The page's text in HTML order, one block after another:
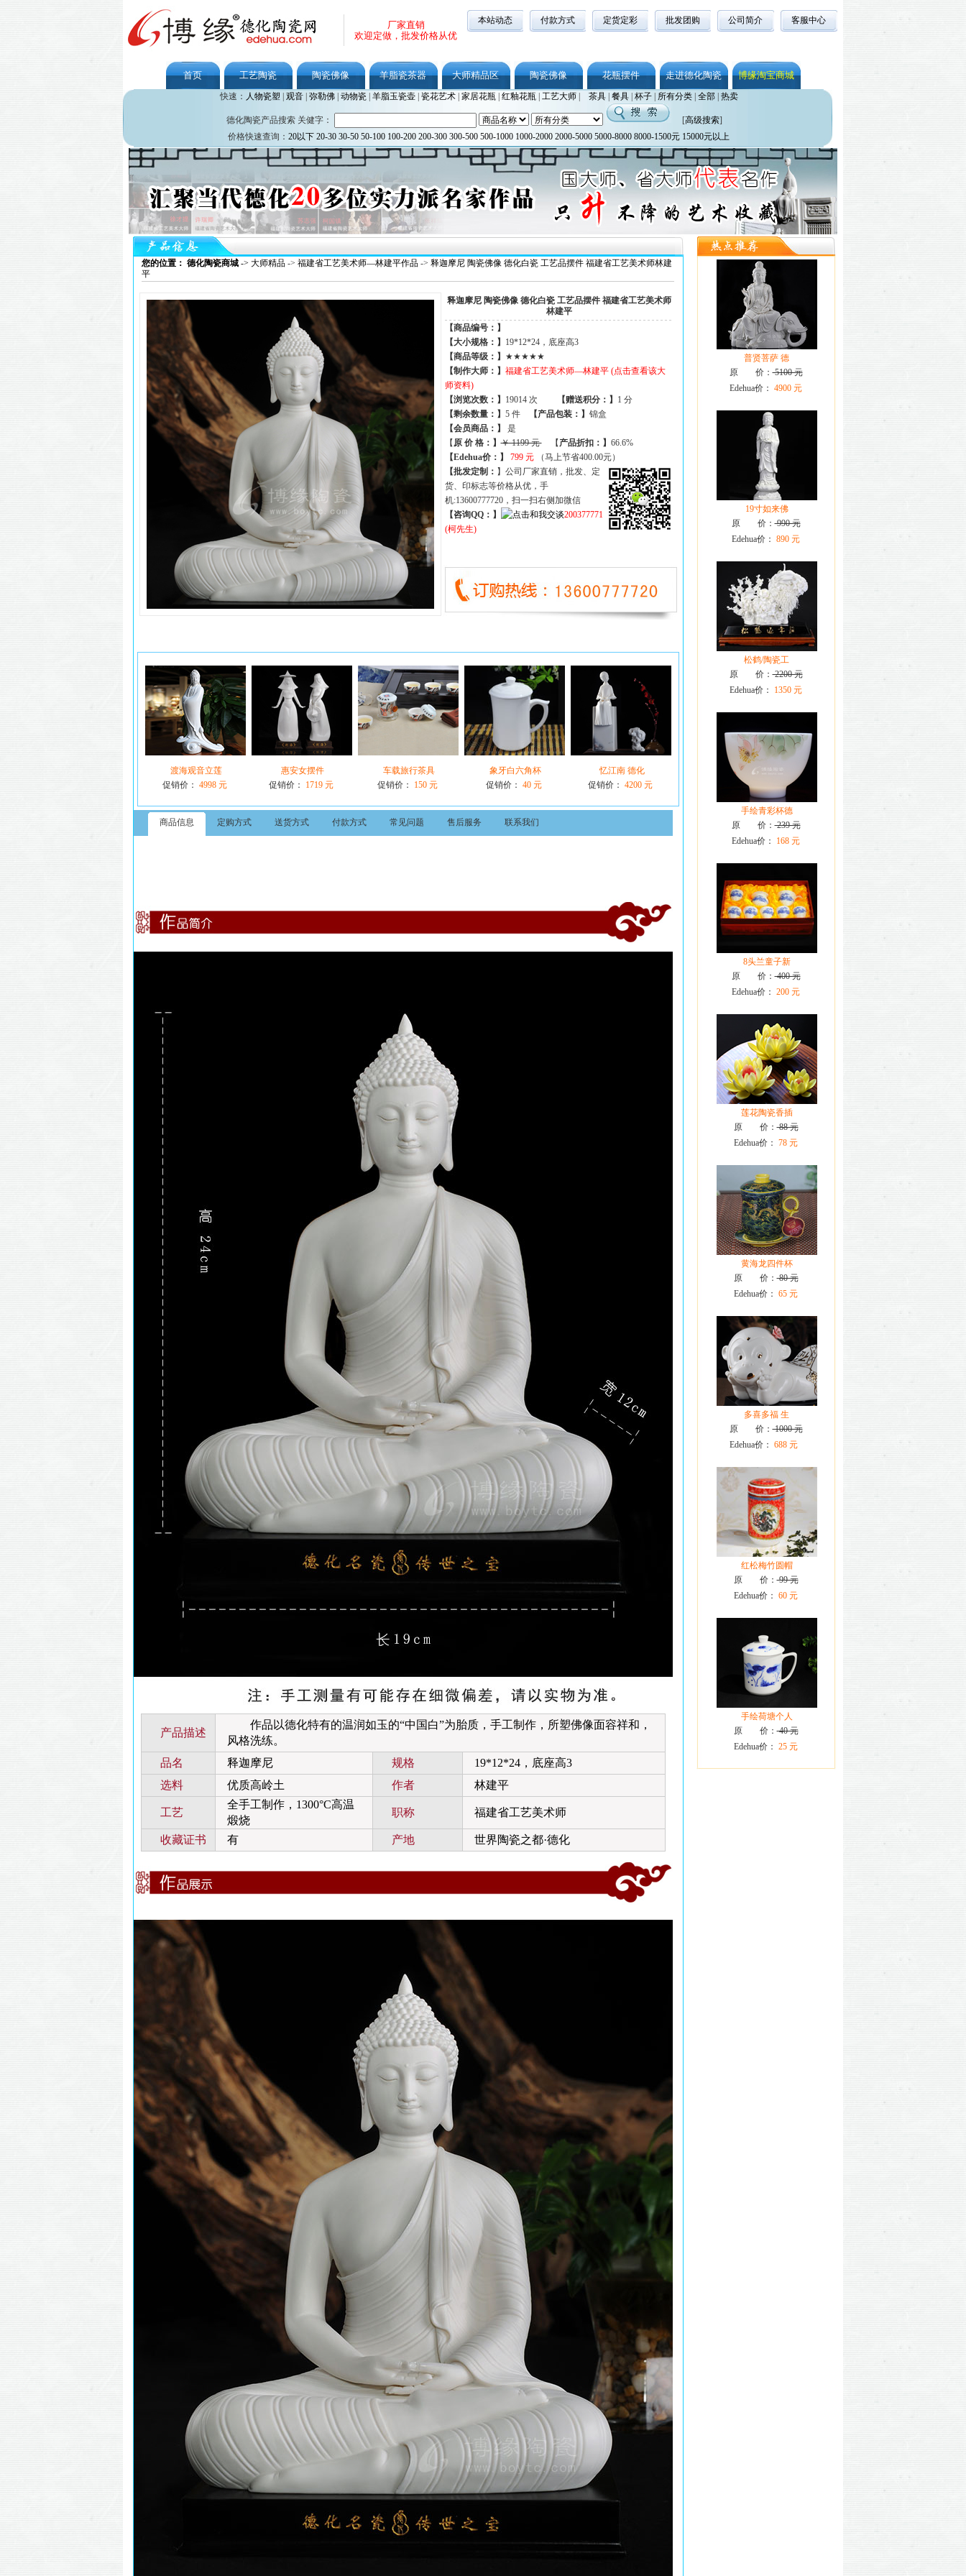
厂家直销
欢迎定做，批发价格从优
本站动态 付款方式 定货定彩 批发团购 公司简介 客服中心
首页 工艺陶瓷 陶瓷佛像 羊脂瓷茶器 大师精品区 陶瓷佛像 花瓶摆件 走进德化陶瓷 博缘淘宝商城
快速： 人物瓷塑 观音| 弥勒佛| 动物瓷| 羊脂玉瓷壶| 瓷花艺术| 家居花瓶| 红釉花瓶| 工艺大师| 茶具| 餐具| 杯子| 所有分类| 全部| 热卖
德化陶瓷产品搜索 关健字： [高级搜索]
价格快速查询： 20以下 20-30 30-50 50-100 100-200 200-300 300-500 500-1000 1000-2000 2000-5000 5000-8000 8000-1500元 15000元以上
您的位置： 德化陶瓷商城 -> 大师精品 -> 福建省工艺美术师—林建平作品 -> 释迦摩尼 陶瓷佛像 德化白瓷 工艺品摆件 福建省工艺美术师林建
平
释迦摩尼 陶瓷佛像 德化白瓷 工艺品摆件 福建省工艺美术师
林建平
【商品编号：】
【大小规格：】
19*12*24，底座高3
【商品等级：】
★★★★★
【制作大师：】 福建省工艺美术师—林建平 (点击查看该大
师资料)
【浏览次数：】 19014 次 【赠送积分：】
1 分
【剩余数量：】 5 件【产品包装：】 锦盒
【会员商品： 】
是
【 原 价 格： 】￥ 1199 元【 产品折扣： 】 66.6%
【Edehua价：】
799 元
（马上节省400.00元）
【批发定制： 】公司厂家直销，批发、定
货、印标志等价格从优，手
机:13600777720，扫一扫右侧加微信
【咨询QQ：】
200377771
(柯先生)
渡海观音立莲
促销价： 4998 元
惠安女摆件
促销价：
1719 元
车载旅行茶具
促销价：
150 元
象牙白六角杯
促销价： 40 元
忆江南 德化
促销价： 4200 元
商品信息 定购方式 送货方式 付款方式 常见问题 售后服务 联系我们
产品描述
作品以德化特有的温润如玉的“中国白”为胎质，手工制作，所塑佛像面容祥和，
风格洗练。
品名
释迦摩尼 规格
19*12*24，底座高3
选料
优质高岭土 作者 林建平
工艺
全手工制作，1300°C高温
煅烧
职称 福建省工艺美术师
收藏证书 有 产地 世界陶瓷之都·德化
普贤菩萨 德
原 价：5100 元
Edehua价： 4900 元
19寸如来佛
原 价：990 元
Edehua价： 890 元
松鹤/陶瓷工
原 价：2200 元
Edehua价：
1350 元
手绘青彩杯德
原 价：239 元
Edehua价：
168 元
8头兰童子新
原 价：400 元
Edehua价： 200 元
莲花陶瓷香插
原 价：88 元
Edehua价： 78 元
黄海龙四件杯
原 价：80 元
Edehua价： 65 元
多喜多福 生
原 价：1000 元
Edehua价： 688 元
红松梅竹圆帽
原 价：99 元
Edehua价： 60 元
手绘荷塘个人
原 价：40 元
Edehua价： 25 元